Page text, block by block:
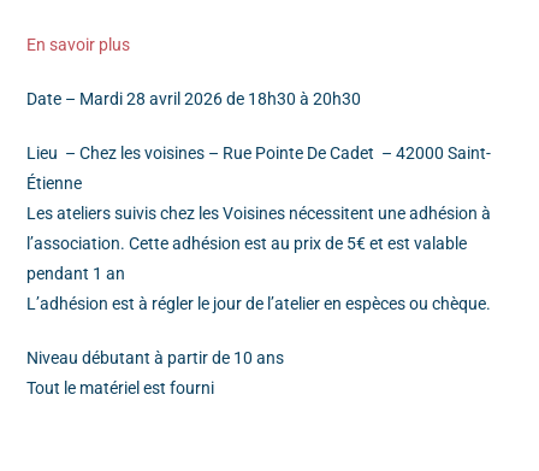
En savoir plus
Date – Mardi 28 avril 2026 de 18h30 à 20h30
Lieu – Chez les voisines – Rue Pointe De Cadet – 42000 Saint-
Étienne
Les ateliers suivis chez les Voisines nécessitent une adhésion à
l’association. Cette adhésion est au prix de 5€ et est valable
pendant 1 an
L’adhésion est à régler le jour de l’atelier en espèces ou chèque.
Niveau débutant à partir de 10 ans
Tout le matériel est fourni